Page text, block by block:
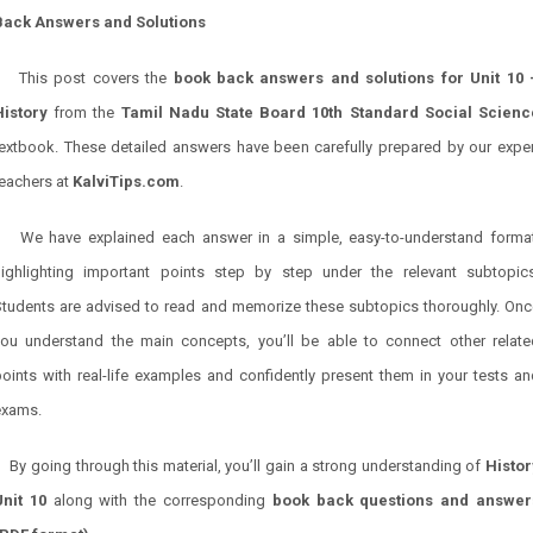
Answers and Solutions
This post covers the book back answers and solutions for Unit 10
from the Tamil Nadu State Board 10th Standard Social
These detailed answers have been carefully prepared by our
at KalviTips.com.
We have explained each answer in a simple, easy-to-understand
important points step by step under the relevant
are advised to read and memorize these subtopics thoroughly.
understand the main concepts, you’ll be able to connect other
with real-life examples and confidently present them in your tests
By going through this material, you’ll gain a strong understanding of
10along with the corresponding book back questions and